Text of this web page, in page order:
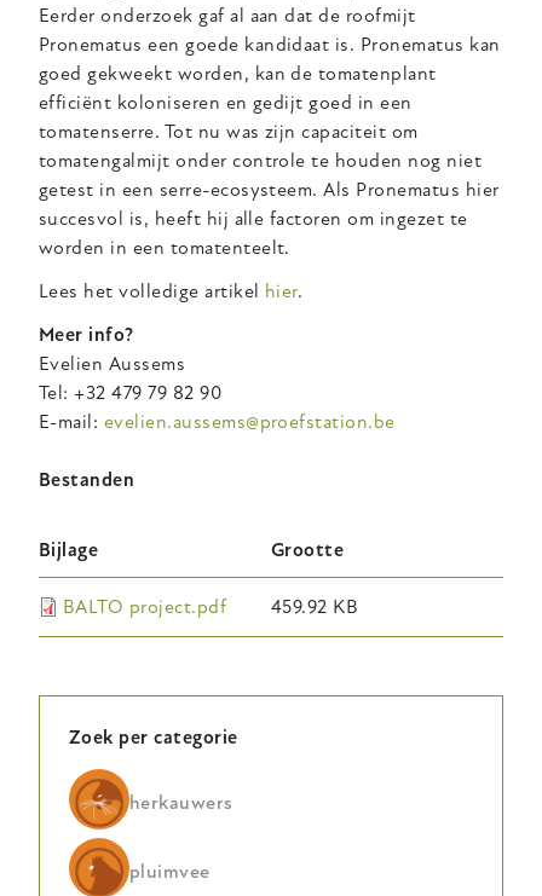
Eerder onderzoek gaf al aan dat de roofmijt
Pronematus een goede kandidaat is. Pronematus kan
goed gekweekt worden, kan de tomatenplant
efficiënt koloniseren en gedijt goed in een
tomatenserre. Tot nu was zijn capaciteit om
tomatengalmijt onder controle te houden nog niet
getest in een serre-ecosysteem. Als Pronematus hier
succesvol is, heeft hij alle factoren om ingezet te
worden in een tomatenteelt.
Lees het volledige artikel hier.
Meer info?
Evelien Aussems
Tel: +32 479 79 82 90
E-mail: evelien.aussems@proefstation.be
Bestanden
Bijlage Grootte
BALTO project.pdf 459.92 KB
Zoek per categorie
herkauwers
pluimvee